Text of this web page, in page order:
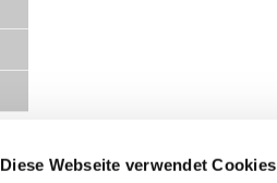
Diese Webseite verwendet Cookies